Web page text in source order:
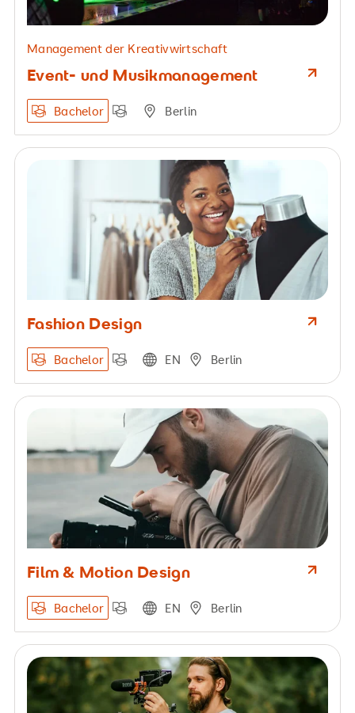
Management der Kreativwirtschaft
Event- und Musikmanagement
Bachelor Berlin
Fashion Design
Bachelor EN Berlin
Film & Motion Design
Bachelor EN Berlin